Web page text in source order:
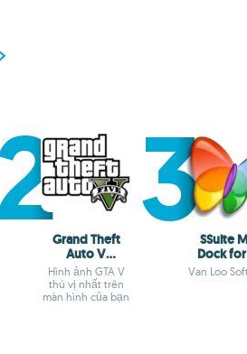
Grand Theft
Auto V
Wallpaper
Hình ảnh GTA V
thú vị nhất trên
màn hình của bạn
SSuite
Dock for
Van Loo